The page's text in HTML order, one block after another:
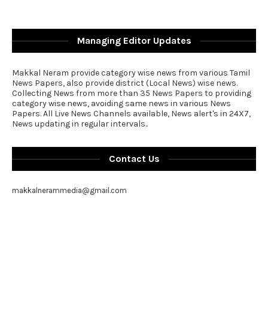
Managing Editor Updates
Makkal Neram provide category wise news from various Tamil
News Papers, also provide district (Local News) wise news.
Collecting News from more than 35 News Papers to providing
category wise news, avoiding same news in various News
Papers. All Live News Channels available, News alert's in 24X7,
News updating in regular intervals..
Contact Us
makkalnerammedia@gmail.com